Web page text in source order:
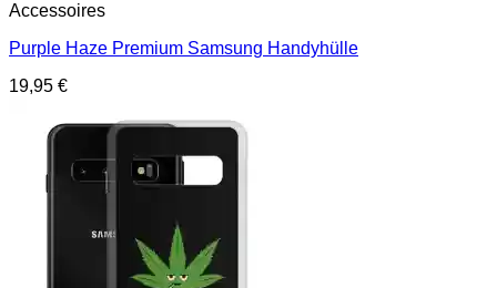
Accessoires
Purple Haze Premium Samsung Handyhülle
19,95 €